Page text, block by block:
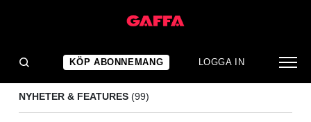
KÖP ABONNEMANG LOGGA IN
NYHETER & FEATURES (99)